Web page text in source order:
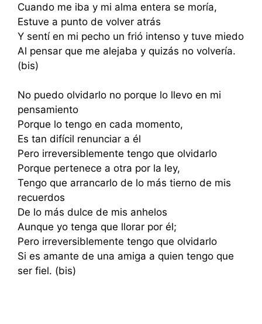
Cuando me iba y mi alma entera se moría,
Estuve a punto de volver atrás
Y sentí en mi pecho un frió intenso y tuve miedo
Al pensar que me alejaba y quizás no volvería.
(bis)
No puedo olvidarlo no porque lo llevo en mi
pensamiento
Porque lo tengo en cada momento,
Es tan difícil renunciar a él
Pero irreversiblemente tengo que olvidarlo
Porque pertenece a otra por la ley,
Tengo que arrancarlo de lo más tierno de mis
recuerdos
De lo más dulce de mis anhelos
Aunque yo tenga que llorar por él;
Pero irreversiblemente tengo que olvidarlo
Si es amante de una amiga a quien tengo que
ser fiel. (bis)